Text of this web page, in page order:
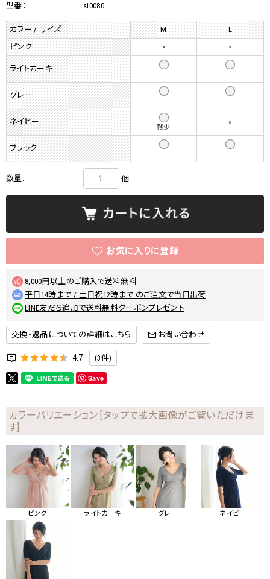
型番：
si0080
カラー / サイズ M
L
ピンク
× ×
ライトカーキ
グレー
ネイビー
残少
×
ブラック
数量: 個
8,000円以上のご購入で送料無料
平日14時まで / 土日祝12時まで のご注文で当日出荷
LINE友だち追加で送料無料クーポンプレゼント
交換・返品についての詳細はこちら
4.7 (3件)
Save
カラーバリエーション [タップで拡大画像がご覧いただけま
す]
ピンク ライトカーキ グレー ネイビー